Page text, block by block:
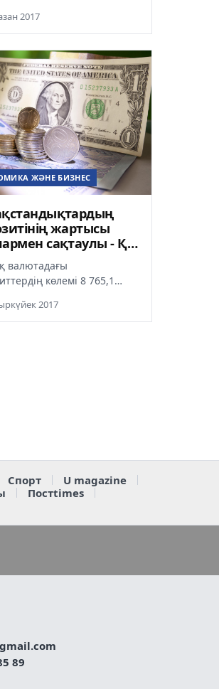
2017
ЖӘНЕ БИЗНЕС
жартысы
сақтаулы - ҚР
валютадағы
көлемі 8 765,1
қысқарды) болды, шетел
2017
Спорт
U magazine
Постtimes
89